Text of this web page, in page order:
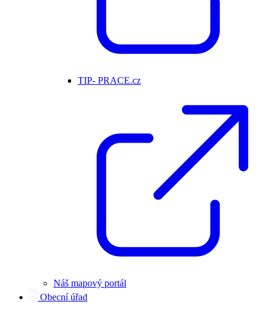
TIP- PRACE.cz
Náš mapový portál
Obecní úřad